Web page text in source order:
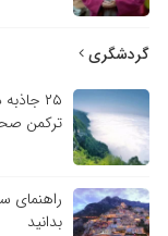
گردشگری
۲۵
ترکمن
راهنمای
بدانید